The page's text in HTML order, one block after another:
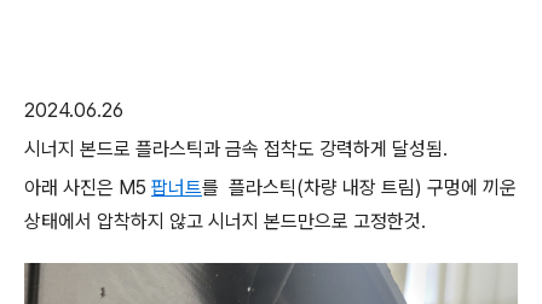
2024.06.26
시너지 본드로 플라스틱과 금속 접착도 강력하게 달성됨.
아래 사진은 M5 팝너트를 플라스틱(차량 내장 트림) 구멍에 끼운
상태에서 압착하지 않고 시너지 본드만으로 고정한것.